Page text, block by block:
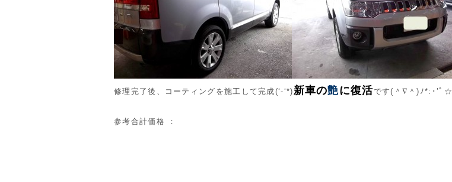
修理完了後、コーティングを施工して完成(‘-‘*)新車の艶に復活です(＾∇＾)ﾉ*:･’ﾟ☆
参考合計価格 ：